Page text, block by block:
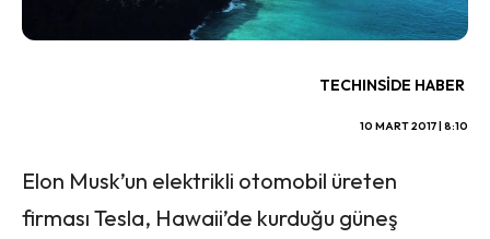
TECHINSIDE HABER
10 MART 2017 | 8:10
Elon Musk’un elektrikli otomobil üreten
firması Tesla, Hawaii’de kurduğu güneş